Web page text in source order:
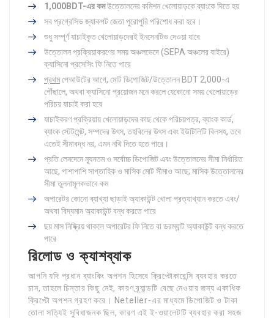
1,000BDT-এর কমউত্তোলনের কমিশন খেলোয়াড়কে ব্যাংকে দিতে হয়
সব প্রগ্রেসিভ জ্যাকপট জেতা পুরোপুরি পরিশোধ করা হবে।
শুধু সম্পূর্ণ যাচাইকৃত খেলোয়াড়দেরই ইনসেনটিভ দেওয়া যাবে
উত্তোলন প্রক্রিয়াকরণের সময় অঞ্চলভেদে (SEPA অঞ্চলের বাইরে)
ক্যাসিনো প্রসেসিং ফি নিতে পারে
প্রথমপেআউটের আগে, মোট ডিপোজিট/উত্তোলন BDT 2,000-এ
পৌঁছালে, অথবা ক্যাসিনো প্রয়োজন মনে করলে যেকোনো সময় খেলোয়াড়ের
পরিচয় যাচাই করা হবে
যাচাইকরণ প্রক্রিয়ায় খেলোয়াড়দের কাছ থেকে পরিচয়পত্র, ব্যাংক কার্ড,
ব্যাংক স্টেটমেন্ট, সম্পদের উৎস, তহবিলের উৎস এবং ইউটিলিটি বিলসহ, তবে
এতেই সীমাবদ্ধ নয়, এমন নথি দিতে হতে পারে।
প্রতি লেনদেনে ন্যূনতম ও সর্বোচ্চ ডিপোজিট এবং উত্তোলনের সীমা নির্ধারিত
আছে, পাশাপাশি সাপ্তাহিক ও মাসিক মোট সীমাও আছে; মাসিক উত্তোলনের
সীমা তুলনামূলকভাবে কম
অপারেটর কোনো ব্যাখ্যা ছাড়াই অ্যাকাউন্ট খোলা প্রত্যাখ্যান করতে এবং/
অথবা বিদ্যমান অ্যাকাউন্ট বন্ধ করতে পারে
ছয় মাস নিষ্ক্রিয় থাকলে অপারেটর ফি নিতে বা ডরম্যান্ট অ্যাকাউন্ট বন্ধ করতে
পারে
রিলোড ও ক্যাশব্যাক
আপনি যদি প্রধান ব্যাংকিং অপশন হিসেবে ক্রিপ্টোকারেন্সি ব্যবহার করতে
চান, তাহলে চিন্তার কিছু নেই, কারণ ব্র্যান্ডটি বেছে নেওয়ার জন্য একাধিক
ক্রিপ্টো অপশন গ্রহণ করে। Neteller-এর মাধ্যমে ডিপোজিট ও টাকা
তোলা সত্যিই সুবিধাজনক ছিল, কারণ এই ই-ওয়ালেটটি ব্যবহার করা সহজ